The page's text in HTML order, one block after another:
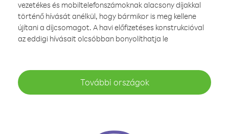
vezetékes és mobiltelefonszámoknak alacsony díjakkal
történő hívását anélkül, hogy bármikor is meg kellene
újítani a díjcsomagot. A havi előfizetéses konstrukcióval
az eddigi hívásait olcsóbban bonyolíthatja le
További országok